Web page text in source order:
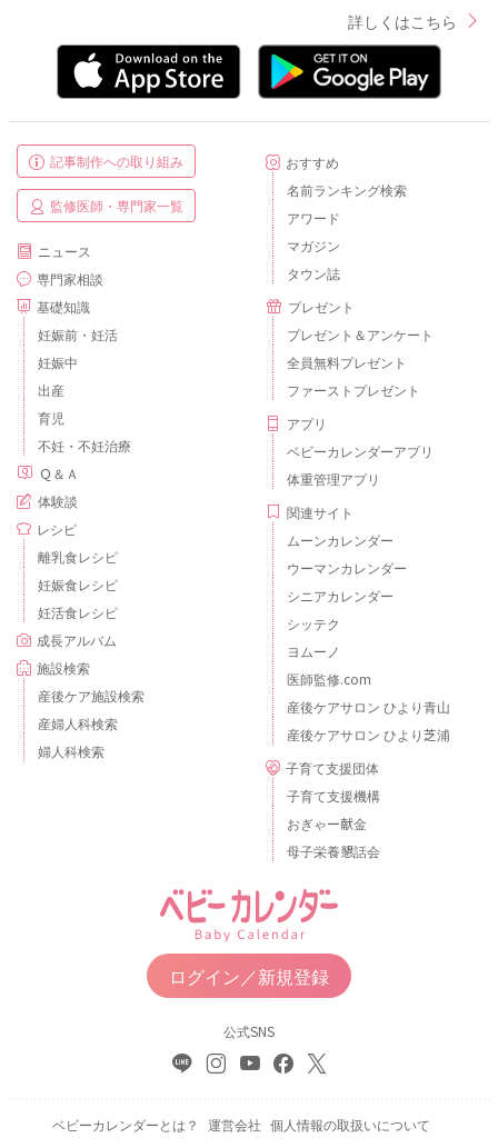
詳しくはこちら
記事制作への取り組み
監修医師・専門家一覧
ニュース
専門家相談
基礎知識
妊娠前・妊活
妊娠中
出産
育児
不妊・不妊治療
Ｑ＆Ａ
体験談
レシピ
離乳食レシピ
妊娠食レシピ
妊活食レシピ
成長アルバム
施設検索
産後ケア施設検索
産婦人科検索
婦人科検索
おすすめ
名前ランキング検索
アワード
マガジン
タウン誌
プレゼント
プレゼント＆アンケート
全員無料プレゼント
ファーストプレゼント
アプリ
ベビーカレンダーアプリ
体重管理アプリ
関連サイト
ムーンカレンダー
ウーマンカレンダー
シニアカレンダー
シッテク
ヨムーノ
医師監修.com
産後ケアサロン ひより青山
産後ケアサロン ひより芝浦
子育て支援団体
子育て支援機構
おぎゃー献金
母子栄養懇話会
ログイン／新規登録
公式SNS
ベビーカレンダーとは？ 運営会社 個人情報の取扱いについて